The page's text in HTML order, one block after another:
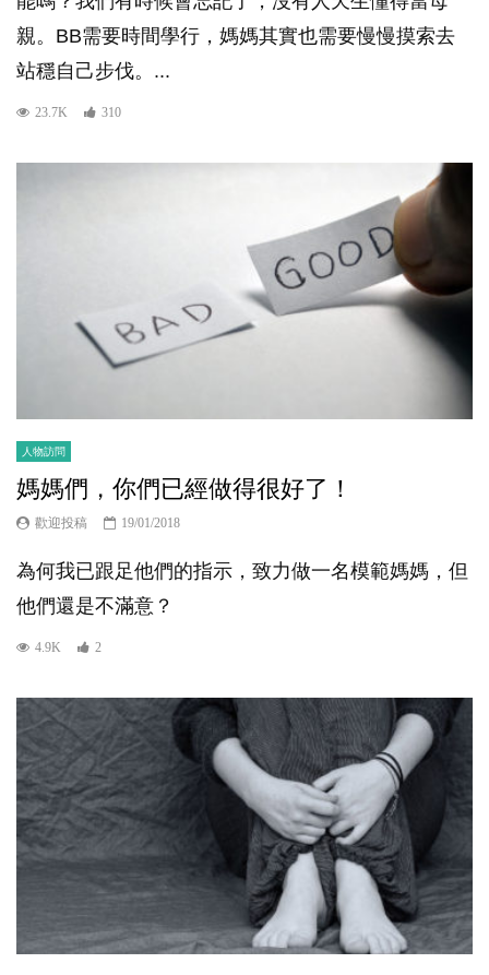
親。BB需要時間學行，媽媽其實也需要慢慢摸索去
站穩自己步伐。...
23.7K 310
人物訪問
媽媽們，你們已經做得很好了！
歡迎投稿 19/01/2018
為何我已跟足他們的指示，致力做一名模範媽媽，但
他們還是不滿意？
4.9K 2